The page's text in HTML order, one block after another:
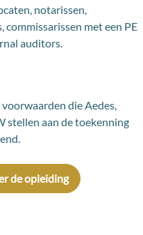
notarissen,
met een PE
auditors.
die Aedes,
stellen aan de toekenning
de opleiding